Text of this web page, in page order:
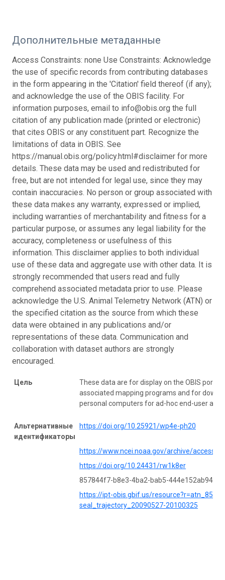
Дополнительные метаданные
Access Constraints: none Use Constraints: Acknowledge
the use of specific records from contributing databases
in the form appearing in the 'Citation' field thereof (if any);
and acknowledge the use of the OBIS facility. For
information purposes, email to info@obis.org the full
citation of any publication made (printed or electronic)
that cites OBIS or any constituent part. Recognize the
limitations of data in OBIS. See
https://manual.obis.org/policy.html#disclaimer for more
details. These data may be used and redistributed for
free, but are not intended for legal use, since they may
contain inaccuracies. No person or group associated with
these data makes any warranty, expressed or implied,
including warranties of merchantability and fitness for a
particular purpose, or assumes any legal liability for the
accuracy, completeness or usefulness of this
information. This disclaimer applies to both individual
use of these data and aggregate use with other data. It is
strongly recommended that users read and fully
comprehend associated metadata prior to use. Please
acknowledge the U.S. Animal Telemetry Network (ATN) or
the specified citation as the source from which these
data were obtained in any publications and/or
representations of these data. Communication and
collaboration with dataset authors are strongly
encouraged.
Цель
These data are for display on the OBIS portal
associated mapping programs and for
personal computers for ad-hoc end-user
Альтернативные
идентификаторы
https://doi.org/10.25921/wp4e-ph20
https://www.ncei.noaa.gov/archive/
https://doi.org/10.24431/rw1k8er
857844f7-b8e3-4ba2-bab5-444e152ab946
https://ipt-obis.gbif.us/
seal_trajectory_20090527-20100325